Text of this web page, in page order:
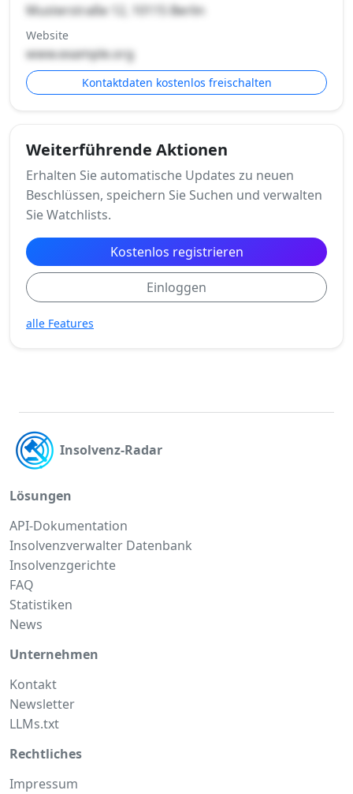
Musterstraße 12, 10115 Berlin
Website
www.example.org
Kontaktdaten kostenlos freischalten
Weiterführende Aktionen
Erhalten Sie automatische Updates zu neuen
Beschlüssen, speichern Sie Suchen und verwalten
Sie Watchlists.
Kostenlos registrieren
Einloggen
alle Features
Insolvenz-Radar
Lösungen
API-Dokumentation
Insolvenzverwalter Datenbank
Insolvenzgerichte
FAQ
Statistiken
News
Unternehmen
Kontakt
Newsletter
LLMs.txt
Rechtliches
Impressum